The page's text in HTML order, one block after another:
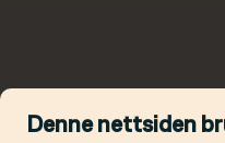
Denne nettsiden